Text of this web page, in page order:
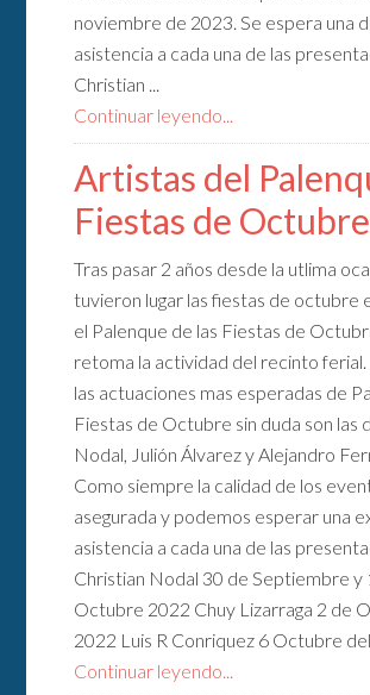
noviembre de 2023. Se espera una
asistencia a cada una de las
Christian ...
Continuar leyendo...
Artistas del
Fiestas de
Tras pasar 2 años desde la utlima
tuvieron lugar las fiestas de octubre
el Palenque de las Fiestas de
retoma la actividad del recinto ferial.
las actuaciones mas esperadas de
Fiestas de Octubre sin duda son las
Nodal, Julión Álvarez y Alejandro
Como siempre la calidad de los
asegurada y podemos esperar una
asistencia a cada una de las
Christian Nodal 30 de Septiembre y
Octubre 2022 Chuy Lizarraga 2 de
2022 Luis R Conriquez 6 Octubre del
Continuar leyendo...